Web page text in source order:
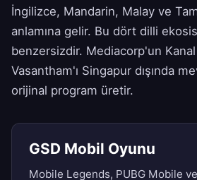
İngilizce, Mandarin, Malay ve
anlamına gelir. Bu dört dilli
benzersizdir. Mediacorp'un
Vasantham'ı Singapur dışında
orijinal program üretir.
GSD Mobil Oyunu
Mobile Legends, PUBG Mobile